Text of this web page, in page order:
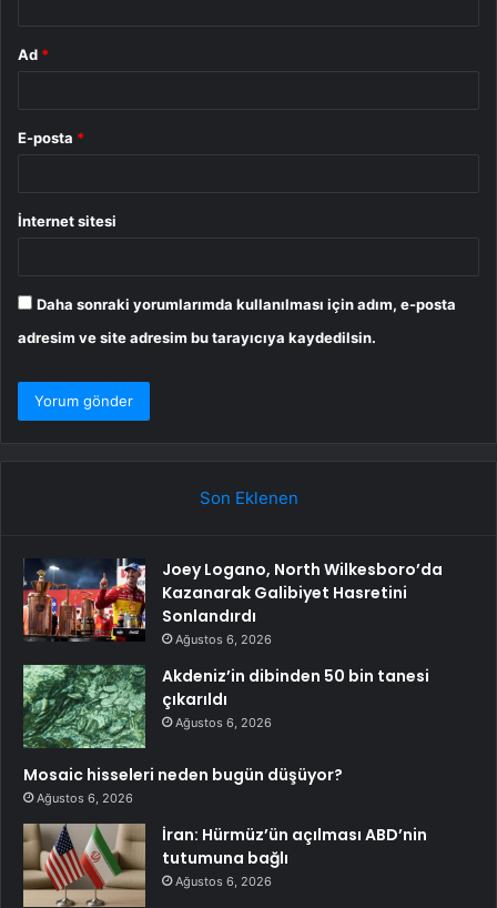
Ad *
E-posta *
İnternet sitesi
Daha sonraki yorumlarımda kullanılması için adım, e-posta
adresim ve site adresim bu tarayıcıya kaydedilsin.
Son Eklenen
Joey Logano, North Wilkesboro’da
Kazanarak Galibiyet Hasretini
Sonlandırdı
Ağustos 6, 2026
Akdeniz’in dibinden 50 bin tanesi
çıkarıldı
Ağustos 6, 2026
Mosaic hisseleri neden bugün düşüyor?
Ağustos 6, 2026
İran: Hürmüz’ün açılması ABD’nin
tutumuna bağlı
Ağustos 6, 2026